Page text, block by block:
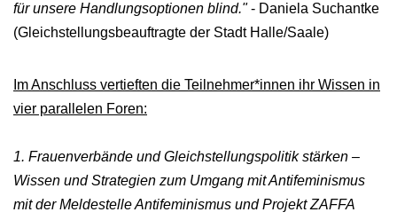
für unsere Handlungsoptionen blind."- Daniela Suchantke
(Gleichstellungsbeauftragte der Stadt Halle/Saale)
Im Anschluss vertieften die Teilnehmer*innen ihr Wissen in
vier parallelen Foren:
1. Frauenverbände und Gleichstellungspolitik stärken –
Wissen und Strategien zum Umgang mit Antifeminismus
mit der Meldestelle Antifeminismus und Projekt ZAFFA